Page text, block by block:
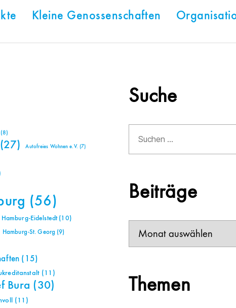
Kleine Genossenschaften
Autofreies Wohnen e.V. (7)
(56)
Hamburg-Eidelstedt(10)
Hamburg-St. Georg (9)
(15)
(11)
Bura (30)
(11)
Suche
nach:
Beiträge
Themen